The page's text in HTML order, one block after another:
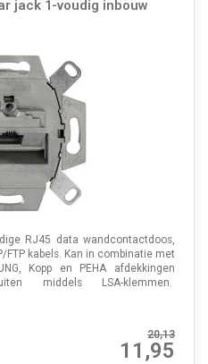
jack 1-voudig inbouw
RJ45 data wandcontactdoos,
FTP kabels. Kan in combinatie met
Kopp en PEHA afdekkingen
middels LSA-klemmen.
20,13
11,95